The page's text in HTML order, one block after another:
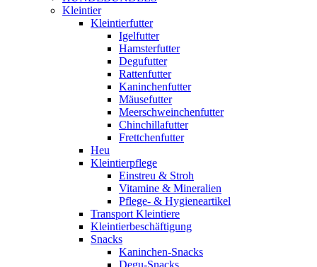
Kleintier
Kleintierfutter
Igelfutter
Hamsterfutter
Degufutter
Rattenfutter
Kaninchenfutter
Mäusefutter
Meerschweinchenfutter
Chinchillafutter
Frettchenfutter
Heu
Kleintierpflege
Einstreu & Stroh
Vitamine & Mineralien
Pflege- & Hygieneartikel
Transport Kleintiere
Kleintierbeschäftigung
Snacks
Kaninchen-Snacks
Degu-Snacks